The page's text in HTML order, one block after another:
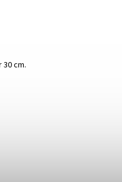
cm.